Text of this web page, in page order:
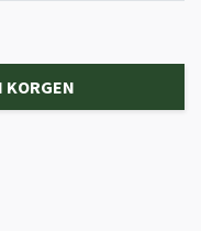
KORGEN